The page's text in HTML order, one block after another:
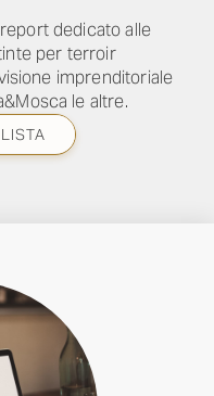
dedicato alle
per terroir
imprenditoriale
le altre.